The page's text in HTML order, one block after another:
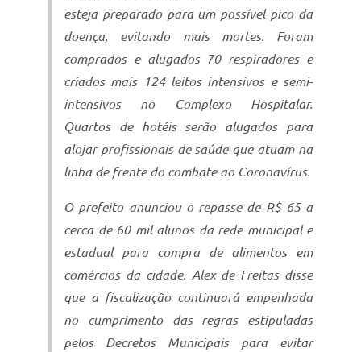
esteja preparado para um possível pico da
doença, evitando mais mortes. Foram
comprados e alugados 70 respiradores e
criados mais 124 leitos intensivos e semi-
intensivos no Complexo Hospitalar.
Quartos de hotéis serão alugados para
alojar profissionais de saúde que atuam na
linha de frente do combate ao Coronavírus.
O prefeito anunciou o repasse de R$ 65 a
cerca de 60 mil alunos da rede municipal e
estadual para compra de alimentos em
comércios da cidade. Alex de Freitas disse
que a fiscalização continuará empenhada
no cumprimento das regras estipuladas
pelos Decretos Municipais para evitar